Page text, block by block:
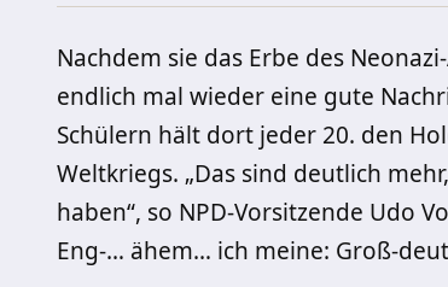
Nachdem sie das Erbe des
endlich mal wieder eine gute
Schülern hält dort jeder 20. den
Weltkriegs. „Das sind deutlich
haben“, so NPD-Vorsitzende Udo
Eng-… ähem… ich meine: Groß-